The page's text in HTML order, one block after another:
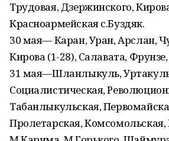
Трудовая, Дзержинского,
Красноармейская с.Буздяк.
30 мая— Каран, Уран, Арслан,
Кирова (1-28), Салавата,
31 мая—Шланлыкуль,
Социалистическая,
Табанлыкульская,
Пролетарская,